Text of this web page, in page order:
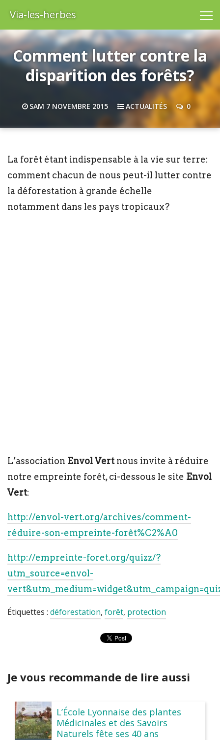
Via-les-herbes
Comment lutter contre la
disparition des forêts?
SAM 7 NOVEMBRE 2015 ACTUALITÉS 0
La forêt étant indispensable à la vie sur terre:
comment chacun de nous peut-il lutter contre
la déforestation à grande échelle
notamment dans les pays tropicaux?
L’association Envol Vertnous invite à réduire
notre empreinte forêt, ci-dessous le site Envol
Vert:
http://envol-vert.org/archives/comment-
réduire-son-empreinte-forêt%C2%A0
http://empreinte-foret.org/quizz/?
utm_source=envol-
Étiquettes : déforestation, forêt, protection
Je vous recommande de lire aussi
L’École Lyonnaise des plantes
Médicinales et des Savoirs
Naturels fête ses 40 ans